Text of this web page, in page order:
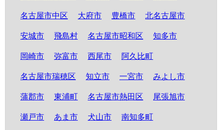
名古屋市中区 大府市 豊橋市 北名古屋市
安城市 飛島村 名古屋市昭和区 知多市
岡崎市 弥富市 西尾市 阿久比町
名古屋市瑞穂区 知立市 一宮市 みよし市
蒲郡市 東浦町 名古屋市熱田区 尾張旭市
瀬戸市 あま市 犬山市 南知多町